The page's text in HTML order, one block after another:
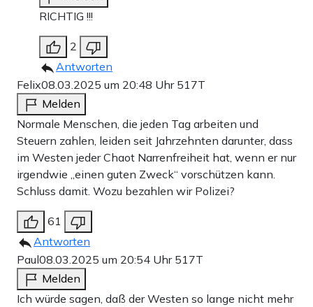
RICHTIG !!!
2
Antworten
Felix08.03.2025 um 20:48 Uhr 517T
Melden
Normale Menschen, die jeden Tag arbeiten und
Steuern zahlen, leiden seit Jahrzehnten darunter, dass
im Westen jeder Chaot Narrenfreiheit hat, wenn er nur
irgendwie „einen guten Zweck“ vorschützen kann.
Schluss damit. Wozu bezahlen wir Polizei?
61
Antworten
Paul08.03.2025 um 20:54 Uhr 517T
Melden
Ich würde sagen, daß der Westen so lange nicht mehr